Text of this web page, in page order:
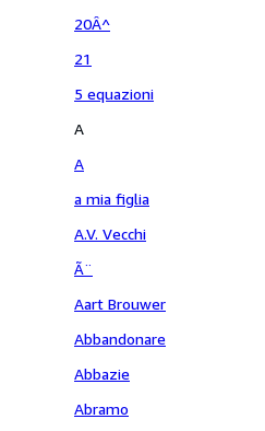
20Â^
21
5 equazioni
A
A
a mia figlia
A.V. Vecchi
Ã¨
Aart Brouwer
Abbandonare
Abbazie
Abramo